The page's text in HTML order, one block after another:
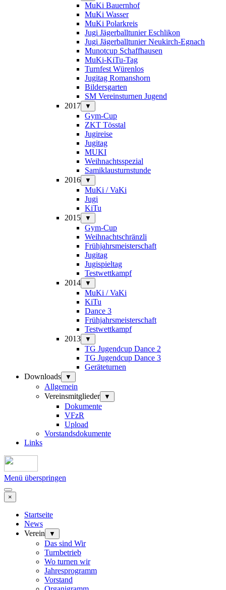
MuKi Bauernhof
MuKi Wasser
MuKi Polarkreis
Jugi Jägerballtunier Eschlikon
Jugi Jägerballtunier Neukirch-Egnach
Munotcup Schaffhausen
MuKi-KiTu-Tag
Turnfest Würenlos
Jugitag Romanshorn
Bildersgarten
SM Vereinsturnen Jugend
2017
▼
Gym-Cup
ZKT Tösstal
Jugireise
Jugitag
MUKI
Weihnachtsspezial
Samiklausturnstunde
2016
▼
MuKi / VaKi
Jugi
KiTu
2015
▼
Gym-Cup
Weihnachtschränzli
Frühjahrsmeisterschaft
Jugitag
Jugispieltag
Testwettkampf
2014
▼
MuKi / VaKi
KiTu
Dance 3
Frühjahrsmeisterschaft
Testwettkampf
2013
▼
TG Jugendcup Dance 2
TG Jugendcup Dance 3
Geräteturnen
Downloads
▼
Allgemein
Vereinsmitglieder
▼
Dokumente
VFzR
Upload
Vorstandsdokumente
Links
Menü überspringen
×
Startseite
News
Verein
▼
Das sind Wir
Turnbetrieb
Wo turnen wir
Jahresprogramm
Vorstand